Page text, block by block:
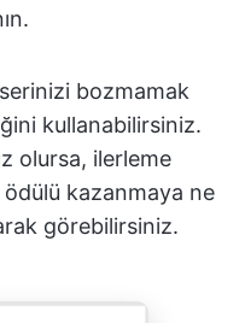
bozmamak
kullanabilirsiniz.
olursa, ilerleme
kazanmaya ne
görebilirsiniz.